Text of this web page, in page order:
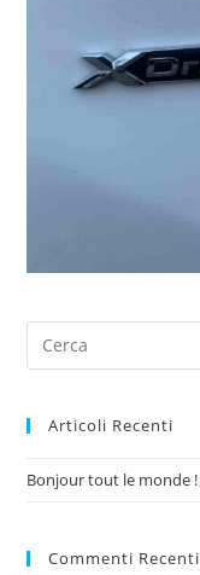
Articoli Recenti
Bonjour tout le monde !
Commenti Recenti